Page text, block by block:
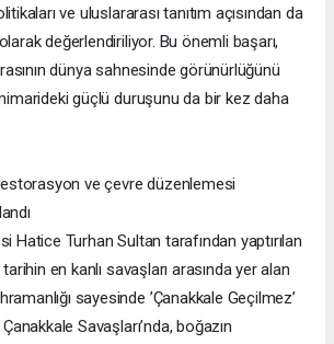
ve uluslararası tanıtım açısından da
değerlendiriliyor. Bu önemli başarı,
dünya sahnesinde görünürlüğünü
güçlü duruşunu da bir kez daha
ve çevre düzenlemesi
Hatice Turhan Sultan tarafından yaptırılan
en kanlı savaşları arasında yer alan
sayesinde ’Çanakkale Geçilmez’
Çanakkale Savaşları’nda, boğazın